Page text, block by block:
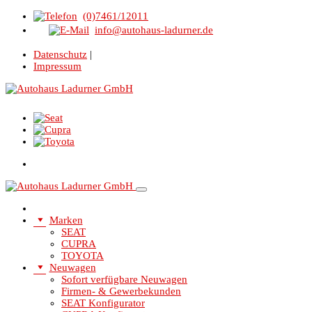
(0)7461/12011
info@autohaus-ladurner.de
Datenschutz |
Impressum
Marken
SEAT
CUPRA
TOYOTA
Neuwagen
Sofort verfügbare Neuwagen
Firmen- & Gewerbekunden
SEAT Konfigurator